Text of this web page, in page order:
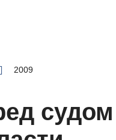
2009
судом